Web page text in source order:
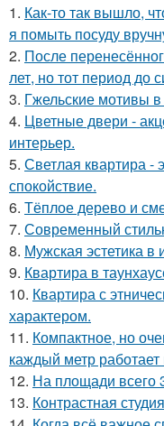
1. Как-то так вышло,
я помыть посуду
2. После
лет, но тот период до
3. Гжельские мотивы
4. Цветные двери -
интерьер.
5. Светлая квартира -
спокойствие.
6. Тёплое дерево и
7. Современный
8. Мужская эстетика в
9. Квартира в
10. Квартира с
характером.
11. Компактное, но
каждый метр
12. На площади всего
13. Контрастная